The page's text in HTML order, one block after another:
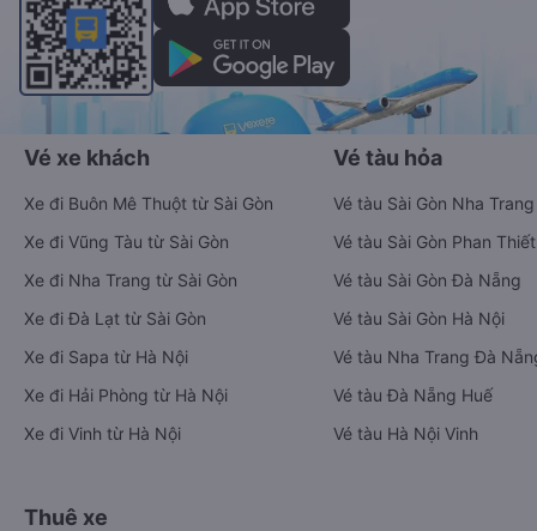
Vé xe khách
Xe đi Buôn Mê Thuột từ Sài Gòn
Xe đi Vũng Tàu từ Sài Gòn
Xe đi Nha Trang từ Sài Gòn
Xe đi Đà Lạt từ Sài Gòn
Xe đi Sapa từ Hà Nội
Xe đi Hải Phòng từ Hà Nội
Xe đi Vinh từ Hà Nội
Vé tàu hỏa
Vé tàu Sài Gòn Nha Trang
Vé tàu Sài Gòn Phan Thiết
Vé tàu Sài Gòn Đà Nẵng
Vé tàu Sài Gòn Hà Nội
Vé tàu Nha Trang Đà
Vé tàu Đà Nẵng Huế
Vé tàu Hà Nội Vinh
Thuê xe